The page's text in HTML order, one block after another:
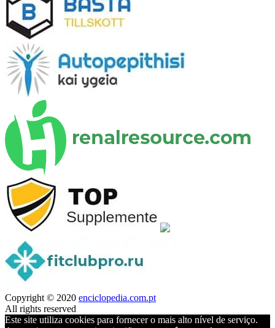
Copyright © 2020 enciclopedia.com.pt
All rights reserved
Este site utiliza cookies para fornecer o mais alto nível de serviço.